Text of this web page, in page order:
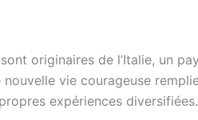
originaires de l’Italie, un
nouvelle vie courageuse
expériences diversifiées.